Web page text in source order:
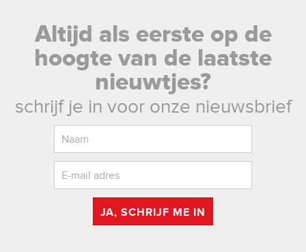
Altijd als eerste op de
hoogte van de laatste
nieuwtjes?
schrijf je in voor onze nieuwsbrief
JA, SCHRIJF ME IN